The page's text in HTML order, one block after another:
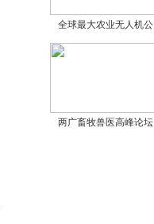
全球最大农业无人机公
两广畜牧兽医高峰论坛